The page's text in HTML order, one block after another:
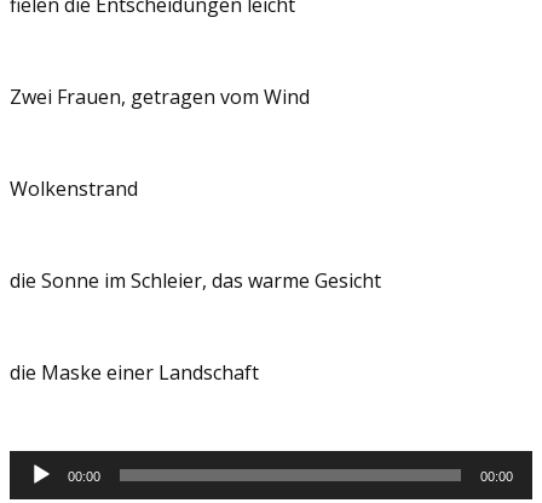
Zwei Frauen, getragen vom Wind
Wolkenstrand
die Sonne im Schleier, das warme Gesicht
die Maske einer Landschaft
Audio-
Player
00:00 00:00